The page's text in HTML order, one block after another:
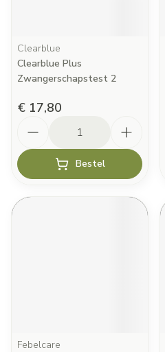
Clearblue
Clearblue Plus
Zwangerschapstest 2
€ 17,80
Bestel
Febelcare